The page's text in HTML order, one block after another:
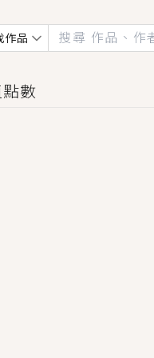
作品
數
！
移情別戀，她頭也
今夏最推純愛GL漫畫
Σ>―(〃°ω°〃)♡→
的停屍櫃？！
不由自主追逐著她……